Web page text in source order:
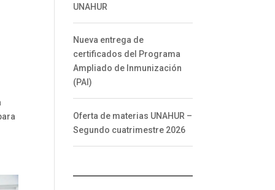
UNAHUR
Nueva entrega de
certificados del Programa
Ampliado de Inmunización
(PAI)
Oferta de materias UNAHUR –
Segundo cuatrimestre 2026